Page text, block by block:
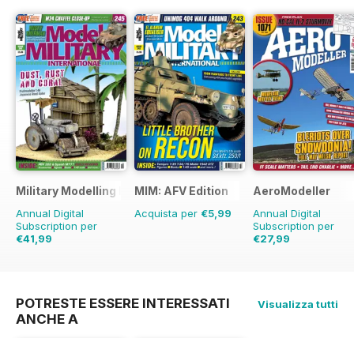
Military Modelling International Magazine
Annual Digital
Subscription per
€41,99
MIM: AFV Edition
Acquista per €5,99
AeroModeller
Annual Digital
Subscription per
€27,99
POTRESTE ESSERE INTERESSATI
ANCHE A
Visualizza tutti